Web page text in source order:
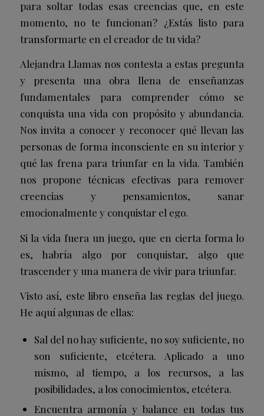
para soltar todas esas creencias que, en este
momento, no te funcionan? ¿Estás listo para
transformarte en el creador de tu vida?
Alejandra Llamas nos contesta a estas pregunta
y presenta una obra llena de enseñanzas
fundamentales para comprender cómo se
conquista una vida con propósito y abundancia.
Nos invita a conocer y reconocer qué llevan las
personas de forma inconsciente en su interior y
qué las frena para triunfar en la vida. También
nos propone técnicas efectivas para remover
creencias y pensamientos, sanar
emocionalmente y conquistar el ego.
Si la vida fuera un juego, que en cierta forma lo
es, habría algo por conquistar, algo que
trascender y una manera de vivir para triunfar.
Visto así, este libro enseña las reglas del juego.
He aquí algunas de ellas:
Sal del no hay suficiente, no soy suficiente, no
son suficiente, etcétera. Aplicado a uno
mismo, al tiempo, a los recursos, a las
posibilidades, a los conocimientos, etcétera.
Encuentra armonía y balance en todas tus